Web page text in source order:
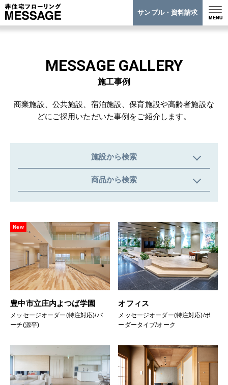
サンプル・資料請求
ホーム >施工事例
MESSAGE GALLERY
施工事例
商業施設、公共施設、宿泊施設、保育施設や高齢者施設な
どにご採用いただいた事例をご紹介します。
施設から検索
高齢者施設 その他施設
商品から検索
土足用メッセージハード
オフィス向けメッセージオフィス
宿泊施設向けメッセージホテル
保育施設向けメッセージキッズ
高齢者施設向けメッセージケア
特注対応メッセージオーダー
その他商品
New
豊中市立庄内よつば学園
メッセージオーダー(特注対応)/バ
ーチ(源平)
オフィス
メッセージオーダー(特注対応)/ボ
ーダータイプ/オーク